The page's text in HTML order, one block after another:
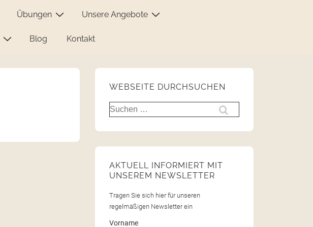
Übungen Unsere Angebote
Blog Kontakt
WEBSEITE DURCHSUCHEN
AKTUELL INFORMIERT MIT
UNSEREM NEWSLETTER
Tragen Sie sich hier für unseren
regelmäßigen Newsletter ein
Vorname